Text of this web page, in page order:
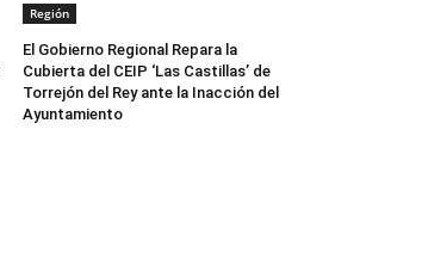
Región
El Gobierno Regional Repara la
Cubierta del CEIP ‘Las Castillas’ de
Torrejón del Rey ante la Inacción del
Ayuntamiento